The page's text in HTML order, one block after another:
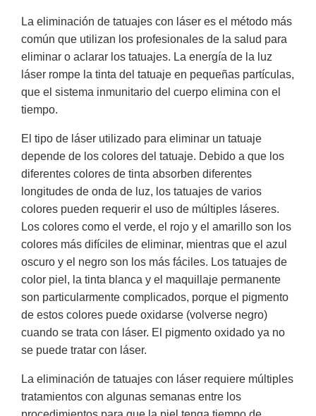
La eliminación de tatuajes con láser es el método más
común que utilizan los profesionales de la salud para
eliminar o aclarar los tatuajes. La energía de la luz
láser rompe la tinta del tatuaje en pequeñas partículas,
que el sistema inmunitario del cuerpo elimina con el
tiempo.
El tipo de láser utilizado para eliminar un tatuaje
depende de los colores del tatuaje. Debido a que los
diferentes colores de tinta absorben diferentes
longitudes de onda de luz, los tatuajes de varios
colores pueden requerir el uso de múltiples láseres.
Los colores como el verde, el rojo y el amarillo son los
colores más difíciles de eliminar, mientras que el azul
oscuro y el negro son los más fáciles. Los tatuajes de
color piel, la tinta blanca y el maquillaje permanente
son particularmente complicados, porque el pigmento
de estos colores puede oxidarse (volverse negro)
cuando se trata con láser. El pigmento oxidado ya no
se puede tratar con láser.
La eliminación de tatuajes con láser requiere múltiples
tratamientos con algunas semanas entre los